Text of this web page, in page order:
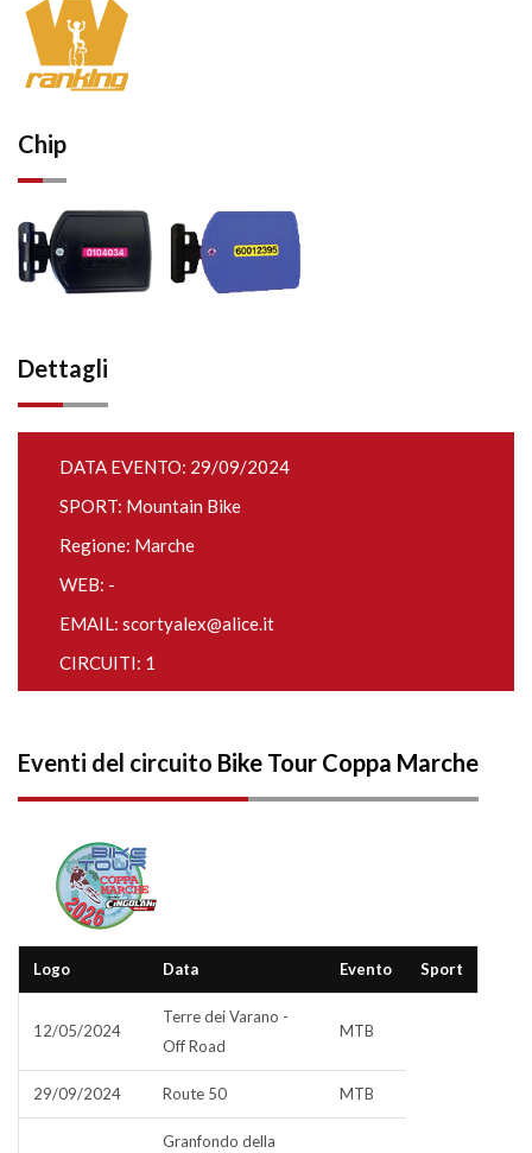
Chip
Dettagli
DATA EVENTO: 29/09/2024
SPORT: Mountain Bike
Regione: Marche
WEB: -
EMAIL: scortyalex@alice.it
CIRCUITI: 1
Eventi del circuito Bike Tour Coppa Marche
Logo Data Evento Sport
12/05/2024
Terre dei Varano -
Off Road
MTB
29/09/2024 Route 50 MTB
Granfondo della